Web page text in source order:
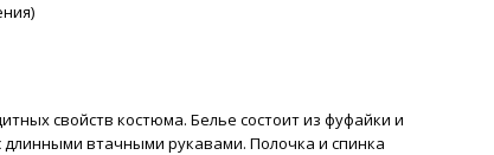
свойств костюма. Белье состоит из фуфайки и
длинными втачными рукавами. Полочка и спинка